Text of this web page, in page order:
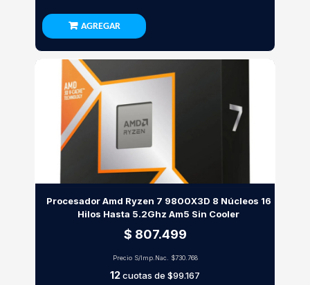
AGREGAR
Procesador Amd Ryzen 7 9800X3D 8 Núcleos 16
Hilos Hasta 5.2Ghz Am5 Sin Cooler
$ 807.499
Precio S/Imp.Nac. $730.768
12cuotas de $99.167